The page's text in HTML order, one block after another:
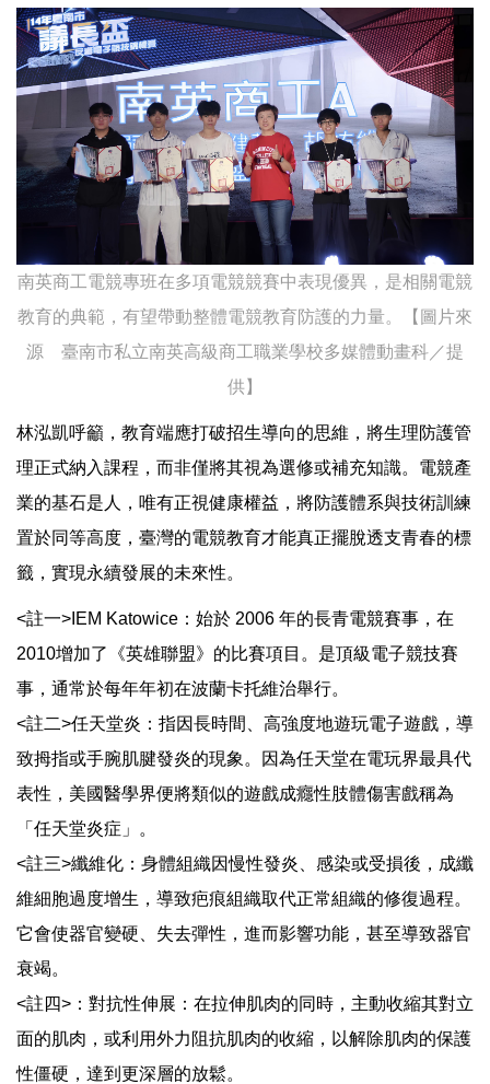
南英商工電競專班在多項電競競賽中表現優異，是相關電競
教育的典範，有望帶動整體電競教育防護的力量。【圖片來
源 臺南市私立南英高級商工職業學校多媒體動畫科／提
供】
林泓凱呼籲，教育端應打破招生導向的思維，將生理防護管
理正式納入課程，而非僅將其視為選修或補充知識。電競產
業的基石是人，唯有正視健康權益，將防護體系與技術訓練
置於同等高度，臺灣的電競教育才能真正擺脫透支青春的標
籤，實現永續發展的未來性。
<註一>IEM Katowice：始於 2006 年的長青電競賽事，在
2010增加了《英雄聯盟》的比賽項目。是頂級電子競技賽
事，通常於每年年初在波蘭卡托維治舉行。
<註二>任天堂炎：指因長時間、高強度地遊玩電子遊戲，導
致拇指或手腕肌腱發炎的現象。因為任天堂在電玩界最具代
表性，美國醫學界便將類似的遊戲成癮性肢體傷害戲稱為
「任天堂炎症」。
<註三>纖維化：身體組織因慢性發炎、感染或受損後，成纖
維細胞過度增生，導致疤痕組織取代正常組織的修復過程。
它會使器官變硬、失去彈性，進而影響功能，甚至導致器官
衰竭。
<註四>：對抗性伸展：在拉伸肌肉的同時，主動收縮其對立
面的肌肉，或利用外力阻抗肌肉的收縮，以解除肌肉的保護
性僵硬，達到更深層的放鬆。